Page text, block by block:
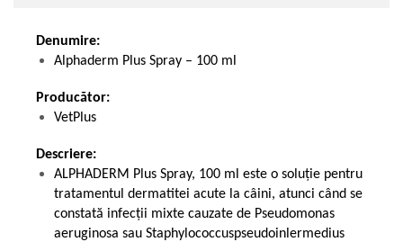
Denumire:
Alphaderm Plus Spray – 100 ml
Producător:
VetPlus
Descriere:
ALPHADERM Plus Spray, 100 ml este o soluție pentru
tratamentul dermatitei acute la câini, atunci când se
constată infecții mixte cauzate de Pseudomonas
aeruginosa sau Staphylococcuspseudoinlermedius